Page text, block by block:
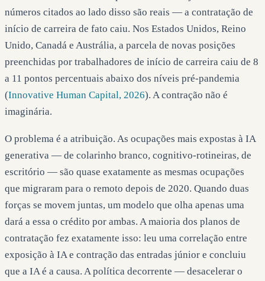
números citados ao lado disso são reais — a contratação de
início de carreira de fato caiu. Nos Estados Unidos, Reino
Unido, Canadá e Austrália, a parcela de novas posições
preenchidas por trabalhadores de início de carreira caiu de 8
a 11 pontos percentuais abaixo dos níveis pré-pandemia
(Innovative Human Capital, 2026). A contração não é
imaginária.
O problema é a atribuição. As ocupações mais expostas à IA
generativa — de colarinho branco, cognitivo-rotineiras, de
escritório — são quase exatamente as mesmas ocupações
que migraram para o remoto depois de 2020. Quando duas
forças se movem juntas, um modelo que olha apenas uma
dará a essa o crédito por ambas. A maioria dos planos de
contratação fez exatamente isso: leu uma correlação entre
exposição à IA e contração das entradas júnior e concluiu
que a IA é a causa. A política decorrente — desacelerar o